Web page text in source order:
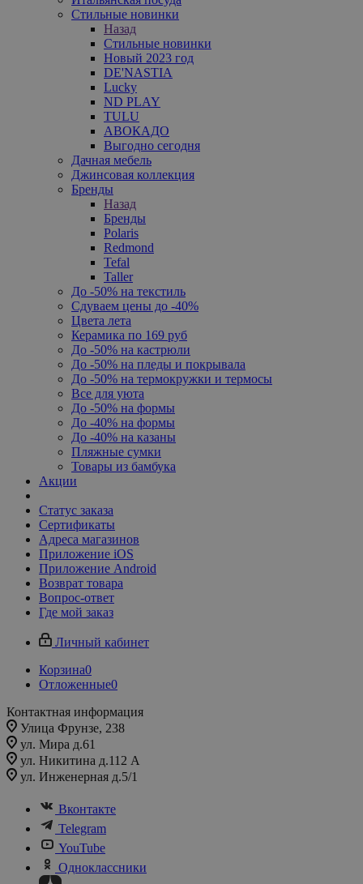
Стильные новинки
Назад
Стильные новинки
Новый 2023 год
DE'NASTIA
Lucky
ND PLAY
TULU
АВОКАДО
Выгодно сегодня
Дачная мебель
Джинсовая коллекция
Бренды
Назад
Бренды
Polaris
Redmond
Tefal
Taller
До -50% на текстиль
Сдуваем цены до -40%
Цвета лета
Керамика по 169 руб
До -50% на кастрюли
До -50% на пледы и покрывала
До -50% на термокружки и термосы
Все для уюта
До -50% на формы
До -40% на формы
До -40% на казаны
Пляжные сумки
Товары из бамбука
Акции
Статус заказа
Сертификаты
Адреса магазинов
Приложение iOS
Приложение Android
Возврат товара
Вопрос-ответ
Где мой заказ
Личный кабинет
Корзина0
Отложенные0
Контактная информация
Улица Фрунзе, 238​
ул. Мира д.61
ул. Никитина д.112 А
ул. Инженерная д.5/1
Вконтакте
Telegram
YouTube
Одноклассники